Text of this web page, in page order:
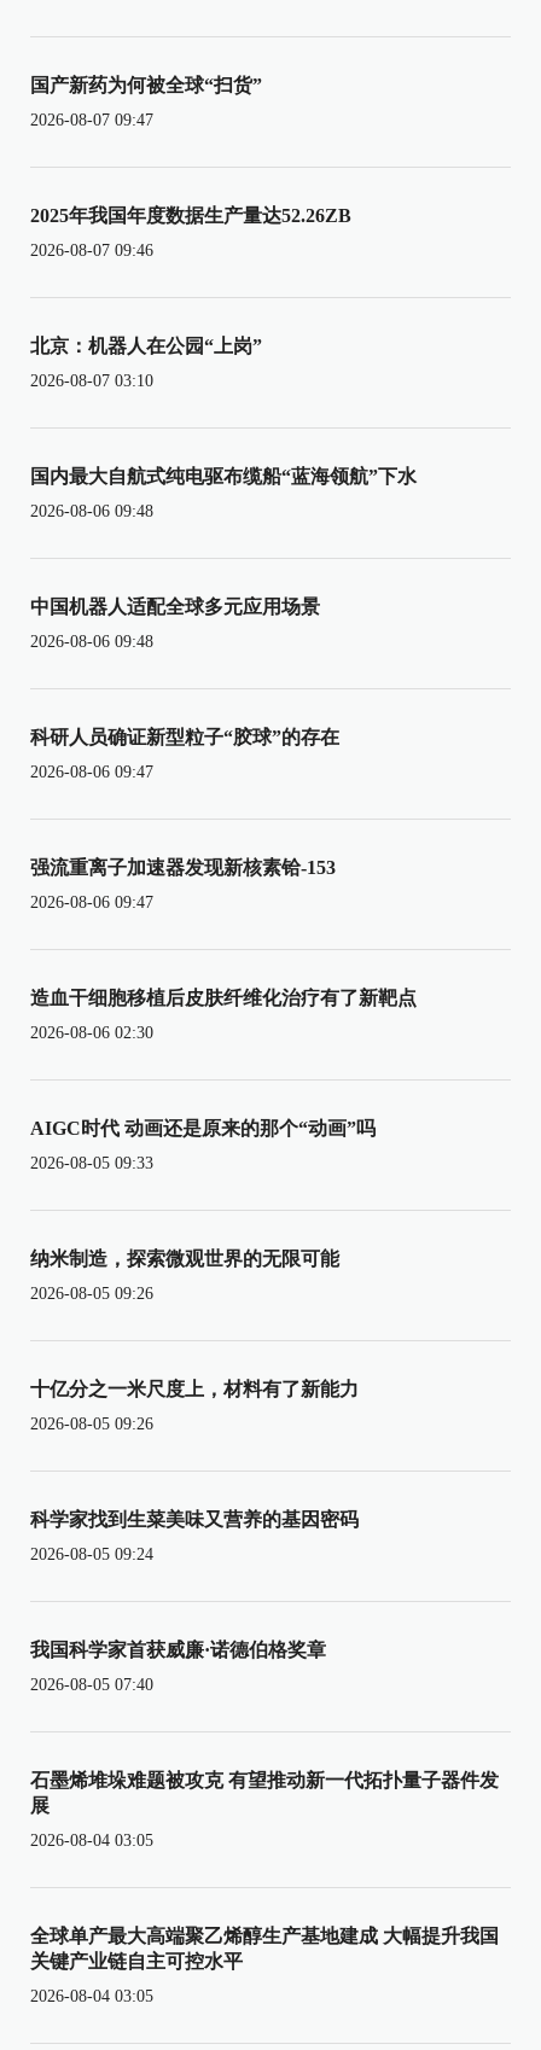
国产新药为何被全球“扫货”
2026-08-07 09:47
2025年我国年度数据生产量达52.26ZB
2026-08-07 09:46
北京：机器人在公园“上岗”
2026-08-07 03:10
国内最大自航式纯电驱布缆船“蓝海领航”下水
2026-08-06 09:48
中国机器人适配全球多元应用场景
2026-08-06 09:48
科研人员确证新型粒子“胶球”的存在
2026-08-06 09:47
强流重离子加速器发现新核素铪-153
2026-08-06 09:47
造血干细胞移植后皮肤纤维化治疗有了新靶点
2026-08-06 02:30
AIGC时代 动画还是原来的那个“动画”吗
2026-08-05 09:33
纳米制造，探索微观世界的无限可能
2026-08-05 09:26
十亿分之一米尺度上，材料有了新能力
2026-08-05 09:26
科学家找到生菜美味又营养的基因密码
2026-08-05 09:24
我国科学家首获威廉·诺德伯格奖章
2026-08-05 07:40
石墨烯堆垛难题被攻克 有望推动新一代拓扑量子器件发
展
2026-08-04 03:05
全球单产最大高端聚乙烯醇生产基地建成 大幅提升我国
关键产业链自主可控水平
2026-08-04 03:05